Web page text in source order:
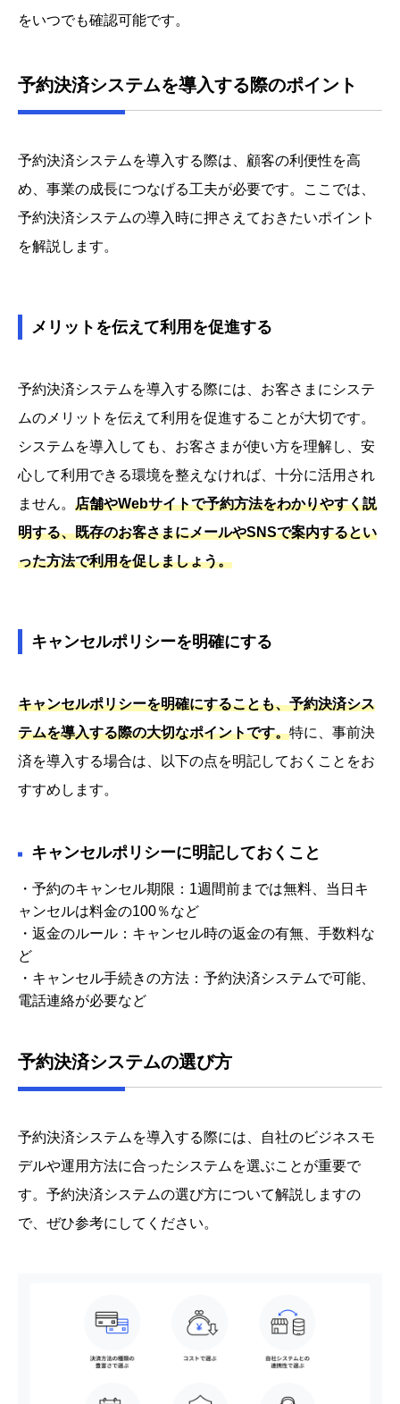
をいつでも確認可能です。
予約決済システムを導入する際のポイント
予約決済システムを導入する際は、顧客の利便性を高
め、事業の成長につなげる工夫が必要です。ここでは、
予約決済システムの導入時に押さえておきたいポイント
を解説します。
メリットを伝えて利用を促進する
予約決済システムを導入する際には、お客さまにシステ
ムのメリットを伝えて利用を促進することが大切です。
システムを導入しても、お客さまが使い方を理解し、安
心して利用できる環境を整えなければ、十分に活用され
ません。 店舗やWebサイトで予約方法をわかりやすく説
明する、既存のお客さまにメールやSNSで案内するとい
った方法で利用を促しましょう。
キャンセルポリシーを明確にする
キャンセルポリシーを明確にすることも、予約決済シス
テムを導入する際の大切なポイントです。特に、事前決
済を導入する場合は、以下の点を明記しておくことをお
すすめします。
キャンセルポリシーに明記しておくこと
・予約のキャンセル期限：1週間前までは無料、当日キ
ャンセルは料金の100％など
・返金のルール：キャンセル時の返金の有無、手数料な
ど
・キャンセル手続きの方法：予約決済システムで可能、
電話連絡が必要など
予約決済システムの選び方
予約決済システムを導入する際には、自社のビジネスモ
デルや運用方法に合ったシステムを選ぶことが重要で
す。予約決済システムの選び方について解説しますの
で、ぜひ参考にしてください。